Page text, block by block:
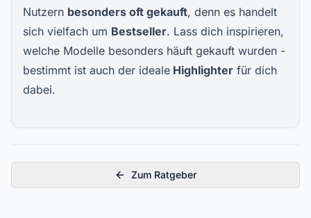
Nutzern besonders oft gekauft, denn es handelt
sich vielfach um Bestseller. Lass dich inspirieren,
welche Modelle besonders häuft gekauft wurden -
bestimmt ist auch der ideale Highlighter für dich
dabei.
Zum Ratgeber